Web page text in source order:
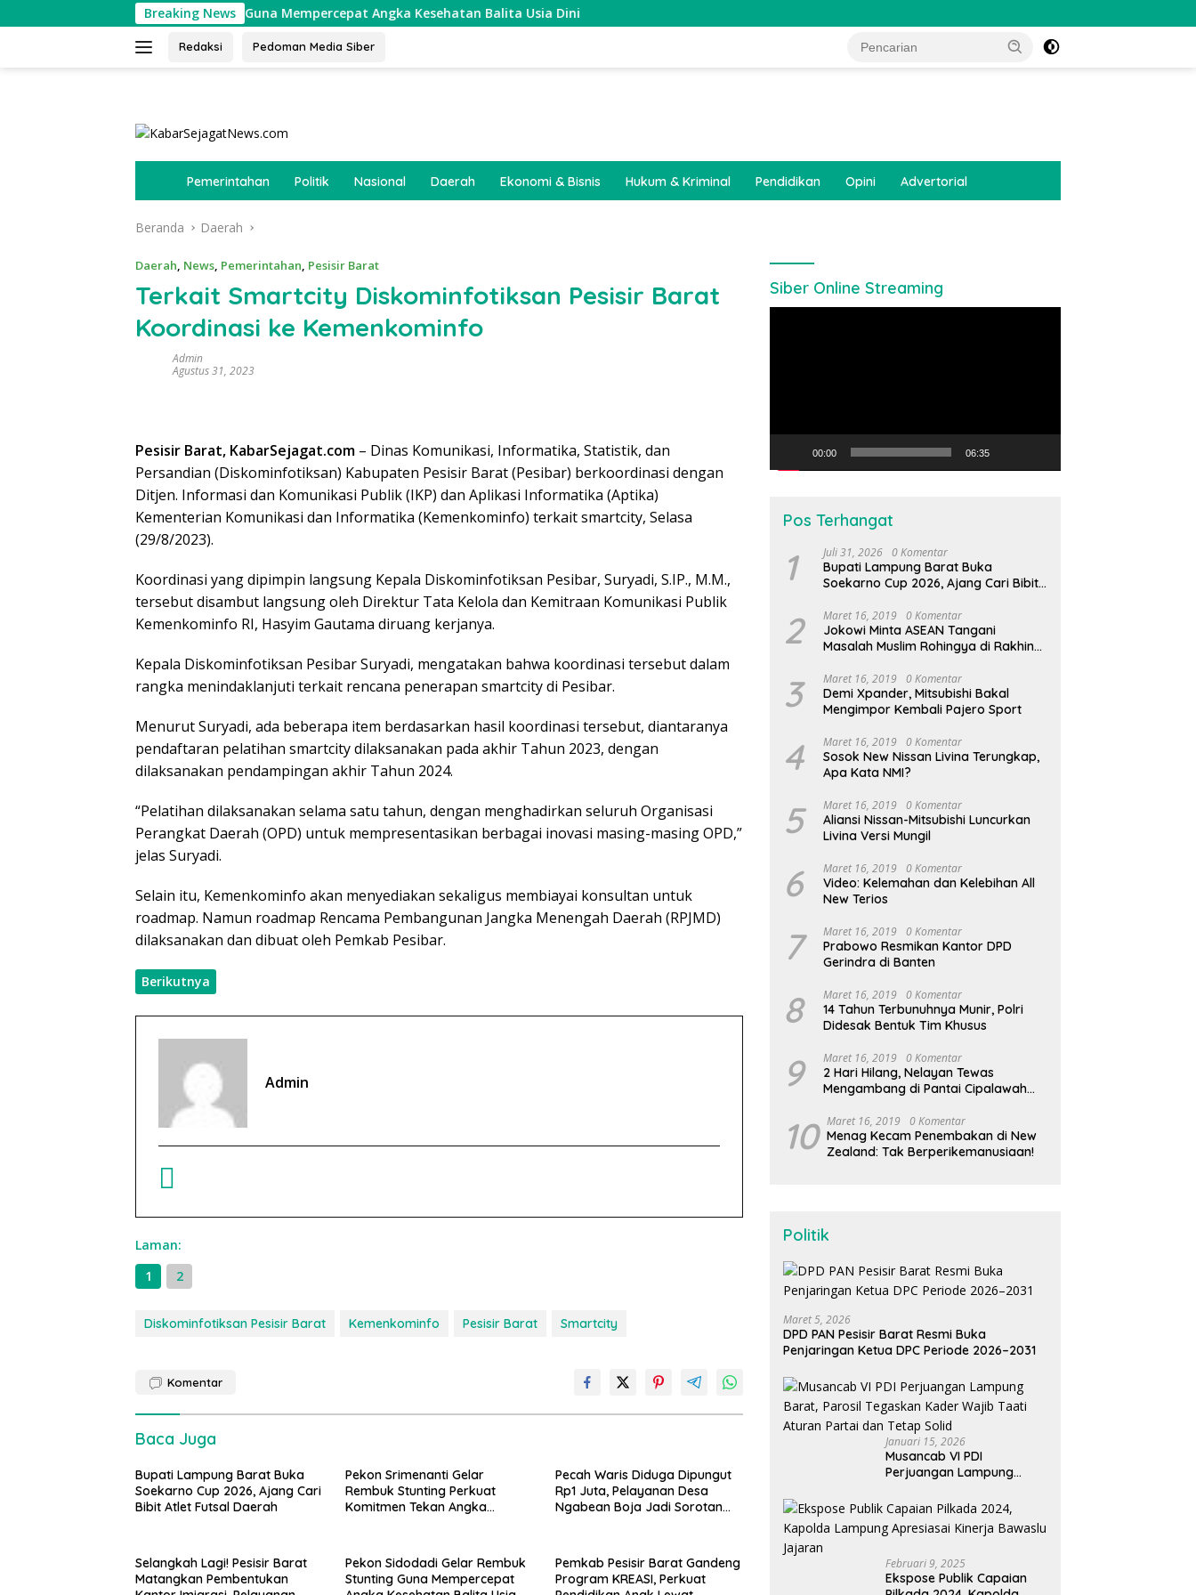
ke
Breaking News
Rembuk Stunting Guna Mempercepat Angka Kesehatan Balita Usia Dini
Redaksi Pedoman Media Siber
a
a
Pemerintahan Politik Nasional Daerah Ekonomi & Bisnis Hukum & Kriminal Pendidikan Opini Advertorial
Beranda Daerah
Daerah News Pemerintahan Pesisir Barat
Terkait Smartcity Diskominfotiksan Pesisir Barat
Koordinasi ke Kemenkominfo
Admin
Agustus 31, 2023
Pesisir Barat, KabarSejagat.com – Dinas Komunikasi, Informatika, Statistik, dan
Persandian (Diskominfotiksan) Kabupaten Pesisir Barat (Pesibar) berkoordinasi dengan
Ditjen. Informasi dan Komunikasi Publik (IKP) dan Aplikasi Informatika (Aptika)
Kementerian Komunikasi dan Informatika (Kemenkominfo) terkait smartcity, Selasa
(29/8/2023).
Koordinasi yang dipimpin langsung Kepala Diskominfotiksan Pesibar, Suryadi, S.IP., M.M.,
tersebut disambut langsung oleh Direktur Tata Kelola dan Kemitraan Komunikasi Publik
Kemenkominfo RI, Hasyim Gautama diruang kerjanya.
Kepala Diskominfotiksan Pesibar Suryadi, mengatakan bahwa koordinasi tersebut dalam
rangka menindaklanjuti terkait rencana penerapan smartcity di Pesibar.
Menurut Suryadi, ada beberapa item berdasarkan hasil koordinasi tersebut, diantaranya
pendaftaran pelatihan smartcity dilaksanakan pada akhir Tahun 2023, dengan
dilaksanakan pendampingan akhir Tahun 2024.
“Pelatihan dilaksanakan selama satu tahun, dengan menghadirkan seluruh Organisasi
Perangkat Daerah (OPD) untuk mempresentasikan berbagai inovasi masing-masing OPD,”
jelas Suryadi.
Selain itu, Kemenkominfo akan menyediakan sekaligus membiayai konsultan untuk
roadmap. Namun roadmap Rencama Pembangunan Jangka Menengah Daerah (RPJMD)
dilaksanakan dan dibuat oleh Pemkab Pesibar.
Berikutnya
Admin
Laman:
1
2
Diskominfotiksan Pesisir Barat Kemenkominfo Pesisir Barat Smartcity
Komentar
Baca Juga
Bupati Lampung Barat Buka
Soekarno Cup 2026, Ajang Cari
Bibit Atlet Futsal Daerah
Pekon Srimenanti Gelar
Rembuk Stunting Perkuat
Komitmen Tekan Angka
Pecah Waris Diduga Dipungut
Rp1 Juta, Pelayanan Desa
Ngabean Boja Jadi Sorotan
Selangkah Lagi! Pesisir Barat
Matangkan Pembentukan
Pekon Sidodadi Gelar Rembuk
Stunting Guna Mempercepat
Pemkab Pesisir Barat Gandeng
Program KREASI, Perkuat
Siber Online Streaming
00:00 06:35
Pos Terhangat
1 Juli 31, 2026 0 Komentar
Bupati Lampung Barat Buka
Soekarno Cup 2026, Ajang Cari Bibit
2 Maret 16, 2019 0 Komentar
Jokowi Minta ASEAN Tangani
Masalah Muslim Rohingya di Rakhine
3 Maret 16, 2019 0 Komentar
Demi Xpander, Mitsubishi Bakal
Mengimpor Kembali Pajero Sport
4 Maret 16, 2019 0 Komentar
Sosok New Nissan Livina Terungkap,
Apa Kata NMI?
5 Maret 16, 2019 0 Komentar
Aliansi Nissan-Mitsubishi Luncurkan
Livina Versi Mungil
6 Maret 16, 2019 0 Komentar
Video: Kelemahan dan Kelebihan All
New Terios
7 Maret 16, 2019 0 Komentar
Prabowo Resmikan Kantor DPD
Gerindra di Banten
8 Maret 16, 2019 0 Komentar
14 Tahun Terbunuhnya Munir, Polri
Didesak Bentuk Tim Khusus
9 Maret 16, 2019 0 Komentar
2 Hari Hilang, Nelayan Tewas
Mengambang di Pantai Cipalawah
10 Maret 16, 2019 0 Komentar
Menag Kecam Penembakan di New
Zealand: Tak Berperikemanusiaan!
Politik
Maret 5, 2026
DPD PAN Pesisir Barat Resmi Buka
Penjaringan Ketua DPC Periode 2026–2031
Januari 15, 2026
Musancab VI PDI
Perjuangan Lampung
Kader Wajib Taati Aturan
Partai dan Tetap Solid
Februari 9, 2025
Ekspose Publik Capaian